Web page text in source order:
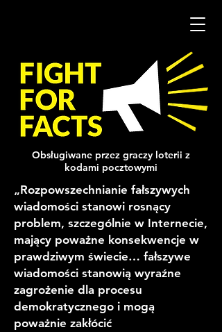
Obsługiwane przez graczy loterii z
kodami pocztowymi
„Rozpowszechnianie fałszywych
wiadomości stanowi rosnący
problem, szczególnie w Internecie,
mający poważne konsekwencje w
prawdziwym świecie… fałszywe
wiadomości stanowią wyraźne
zagrożenie dla procesu
demokratycznego i mogą
poważnie zakłócić